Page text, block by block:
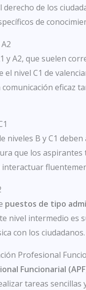
de los
de
y A2, que suelen
el nivel C1 de
eficaz
niveles B y C1
que los
puestos de tipo
nivel intermedio
con los ciudadanos.
Profesional
Funcionarial
tareas